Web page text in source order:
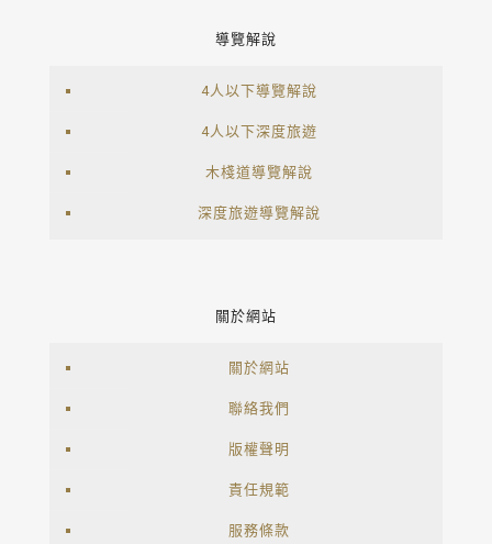
導覽解說
4人以下導覽解說
4人以下深度旅遊
木棧道導覽解說
深度旅遊導覽解說
關於網站
關於網站
聯絡我們
版權聲明
責任規範
服務條款